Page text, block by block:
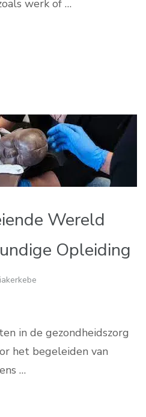
werk of …
Wereld
Opleiding
in de gezondheidszorg
het begeleiden van
…